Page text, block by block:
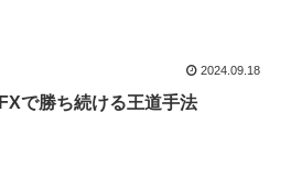
2024.09.18
FXで勝ち続ける王道手法